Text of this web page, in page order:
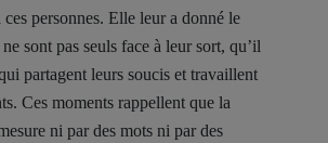
personnes. Elle leur a donné le
sont pas seuls face à leur sort, qu’il
partagent leurs soucis et travaillent
Ces moments rappellent que la
ni par des mots ni par des